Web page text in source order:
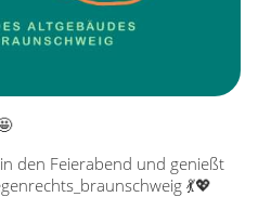
den Feierabend und genießt
💃💖